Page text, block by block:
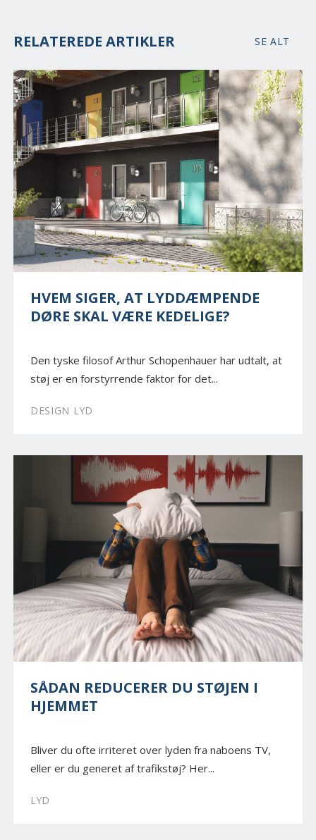
RELATEREDE ARTIKLER SE ALT
HVEM SIGER, AT LYDDÆMPENDE
DØRE SKAL VÆRE KEDELIGE?
Den tyske filosof Arthur Schopenhauer har udtalt, at
støj er en forstyrrende faktor for det...
DESIGN LYD
SÅDAN REDUCERER DU STØJEN I
HJEMMET
Bliver du ofte irriteret over lyden fra naboens TV,
eller er du generet af trafikstøj? Her...
LYD